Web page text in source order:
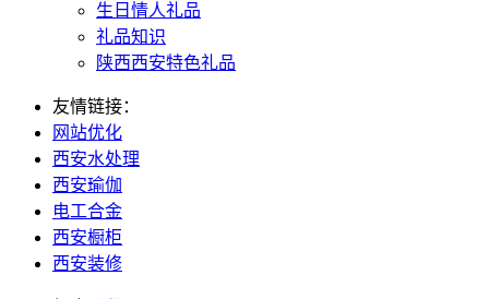
生日情人礼品
礼品知识
陕西西安特色礼品
友情链接：
网站优化
西安水处理
西安瑜伽
电工合金
西安橱柜
西安装修